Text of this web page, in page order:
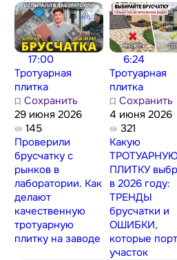
17:00
Тротуарная
плитка
Сохранить
29 июня 2026
145
Проверили
брусчатку с
рынков в
лаборатории. Как
делают
качественную
тротуарную
плитку на заводе
6:24
Тротуарная
плитка
Сохранить
4 июня 2026
321
Какую
ПЛИТКУ
в 2026 году:
ТРЕНДЫ
брусчатки и
ОШИБКИ,
которые
участок